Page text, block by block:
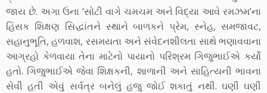
જાય છે. અગા ઉના ‘સોટી વાગે ચમચમ અને વિદ્યા આવે રમઝમ’ના
હિંસક શિક્ષણ સિદ્ધાંતને સ્થાને બાળકને પ્રેમ, સ્નેહ, સમજાવટ,
સહાનુભૂતિ, હળવાશ, રસમયતા અને સંવેદનશીલતા સાથે ભણાવવાના
આગ્રહો કેળવાયા તેના માટેનો પાયાનો પરિશ્રમ ગિજુભાઈએ કર્યો
હતો. ગિજુભાઈએ જેવા શિક્ષકની, શાળાની અને સાહિત્યની ભાવના
સેવી હતી એવું સર્વત્ર બનેલું હજુ જોઈ શકાતું નથી. ઘણી ઘણી